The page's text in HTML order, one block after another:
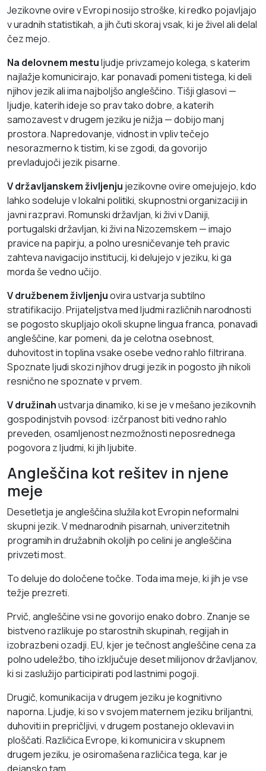
Jezikovne ovire v Evropi nosijo stroške, ki redko pojavljajo
v uradnih statistikah, a jih čuti skoraj vsak, ki je živel ali delal
čez mejo.
Na delovnem mestuljudje privzamejo kolega, s katerim
najlažje komunicirajo, kar ponavadi pomeni tistega, ki deli
njihov jezik ali ima najboljšo angleščino. Tišji glasovi —
ljudje, katerih ideje so prav tako dobre, a katerih
samozavest v drugem jeziku je nižja — dobijo manj
prostora. Napredovanje, vidnost in vpliv tečejo
nesorazmerno k tistim, ki se zgodi, da govorijo
prevladujoči jezik pisarne.
V državljanskem življenju jezikovne ovire omejujejo, kdo
lahko sodeluje v lokalni politiki, skupnostni organizaciji in
javni razpravi. Romunski državljan, ki živi v Daniji,
portugalski državljan, ki živi na Nizozemskem — imajo
pravice na papirju, a polno uresničevanje teh pravic
zahteva navigacijo institucij, ki delujejo v jeziku, ki ga
morda še vedno učijo.
V družbenem življenjuovira ustvarja subtilno
stratifikacijo. Prijateljstva med ljudmi različnih narodnosti
se pogosto skupljajo okoli skupne lingua franca, ponavadi
angleščine, kar pomeni, da je celotna osebnost,
duhovitost in toplina vsake osebe vedno rahlo filtrirana.
Spoznate ljudi skozi njihov drugi jezik in pogosto jih nikoli
resnično ne spoznate v prvem.
V družinahustvarja dinamiko, ki se je v mešano jezikovnih
gospodinjstvih povsod: izčrpanost biti vedno rahlo
preveden, osamljenost nezmožnosti neposrednega
pogovora z ljudmi, ki jih ljubite.
Angleščina kot rešitev in njene
meje
Desetletja je angleščina služila kot Evropin neformalni
skupni jezik. V mednarodnih pisarnah, univerzitetnih
programih in družabnih okoljih po celini je angleščina
privzeti most.
To deluje do določene točke. Toda ima meje, ki jih je vse
težje prezreti.
Prvič, angleščine vsi ne govorijo enako dobro. Znanje se
bistveno razlikuje po starostnih skupinah, regijah in
izobrazbeni ozadji. EU, kjer je tečnost angleščine cena za
polno udeležbo, tiho izključuje deset milijonov državljanov,
ki si zaslužijo participirati pod lastnimi pogoji.
Drugič, komunikacija v drugem jeziku je kognitivno
naporna. Ljudje, ki so v svojem maternem jeziku briljantni,
duhoviti in prepričljivi, v drugem postanejo oklevavi in
ploščati. Različica Evrope, ki komunicira v skupnem
drugem jeziku, je osiromašena različica tega, kar je